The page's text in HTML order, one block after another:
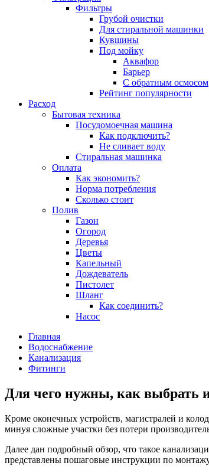
Фильтры
Грубой очистки
Для стиральной машинки
Кувшины
Под мойку
Аквафор
Барьер
С обратным осмосом
Рейтинг популярности
Расход
Бытовая техника
Посудомоечная машина
Как подключить?
Не сливает воду
Стиральная машинка
Оплата
Как экономить?
Норма потребления
Сколько стоит
Полив
Газон
Огород
Деревья
Цветы
Капельный
Дождеватель
Пистолет
Шланг
Как соединить?
Насос
Главная
Водоснабжение
Канализация
Фитинги
Для чего нужны, как выбрать
Кроме оконечных устройств, магистралей и
минуя сложные участки без потери
Далее дан подробный обзор, что такое
представлены пошаговые инструкции по